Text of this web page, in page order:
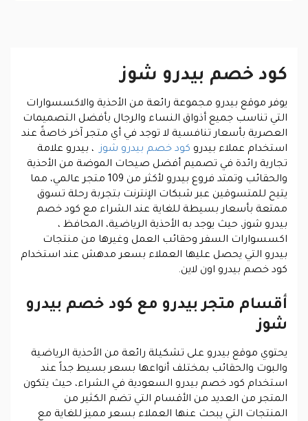
كود خصم بيدرو شوز
يوفر موقع بيدرو مجموعة رائعة من الأحذية والاكسسوارات
التي تناسب جميع أذواق النساء والرجال بأفضل التصميمات
العصرية بأسعار تنافسية لا توجد في أي متجر آخر خاصةً عند
استخدام عملاء بيدرو كود خصم بيدرو شوز، بيدرو علامة
تجارية رائدة في تصميم أفضل صيحات الموضة من الأحذية
والحقائب وتمتد فروع بيدرو لأكثر من 109 متجر عالمي، مما
يتيح للمتسوقين عبر شبكات الإنترنت بتجربة رحلة تسوق
ممتعة بأسعار بسيطة للغاية عند الشراء مع كود خصم
بيدرو شوز، حيث يوجد به الأحذية الرياضية، المحافظ ،
اكسسوارات السفر وحقائب العمل وغيرها من منتجات
بيدرو التي يحصل عليها العملاء بسعر مدهش عند استخدام
كود خصم بيدرو اون لاين.
أقسام متجر بيدرو مع كود خصم بيدرو
شوز
يحتوي موقع بيدرو على تشكيلة رائعة من الأحذية الرياضية
والبوت والحقائب بمختلف أنواعها بسعر بسيط جداً عند
استخدام كود خصم بيدرو السعودية في الشراء، حيث يتكون
المتجر من العديد من الأقسام التي تضم الكثير من
المنتجات التي يبحث عنها العملاء بسعر مميز للغاية مع